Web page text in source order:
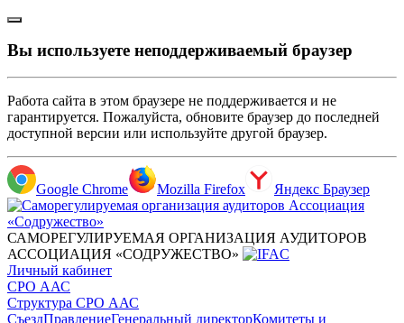
Вы используете неподдерживаемый браузер
Работа сайта в этом браузере не поддерживается и не
гарантируется. Пожалуйста, обновите браузер до последней
доступной версии или используйте другой браузер.
Google Chrome Mozilla Firefox Яндекс Браузер
САМОРЕГУЛИРУЕМАЯ ОРГАНИЗАЦИЯ АУДИТОРОВ
АССОЦИАЦИЯ «СОДРУЖЕСТВО»
Личный кабинет
СРО ААС
Структура СРО ААС
СъездПравлениеГенеральный директорКомитеты и